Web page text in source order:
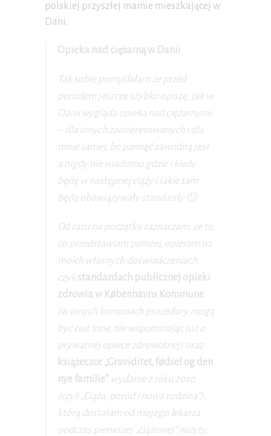
polskiej przyszłej mamie mieszkającej w
Dani.
Opieka nad ciężarną w Danii
Tak sobie pomyślałam że przed
porodem jeszcze szybko opiszę, jak w
Danii wygląda opieka nad ciężarnymi
– dla innych zainteresowanych i dla
mnie samej, bo pamięć zawodną jest
a nigdy nie wiadomo gdzie i kiedy
będę w następnej ciąży i jakie tam
będą obowiązywały standardy 🙂
Od razu na początku zaznaczam, że to,
co przedstawiam poniżej, opieram na
moich własnych doświadczeniach,
czyli standardach publicznej opieki
zdrowia w Københavns Kommune
(w innych komunach procedury mogą
być ciut inne, nie wspominając już o
prywatnej opiece zdrowotnej) oraz
książeczce „Graviditet, fødsel og den
nye familie” wydanie z roku 2010
(czyli „Ciąża, poród i nowa rodzina”),
którą dostałam od mojego lekarza
podczas pierwszej „ciążowej” wizyty.